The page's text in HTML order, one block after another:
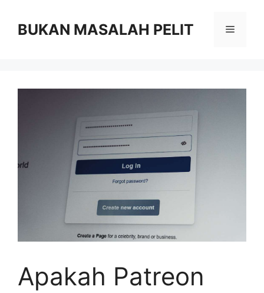
contentBUKAN MASALAH PELIT Menu
Apakah Patreon